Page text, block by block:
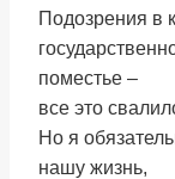
Подозрения в
поместье –
все это
Но я
нашу жизнь,